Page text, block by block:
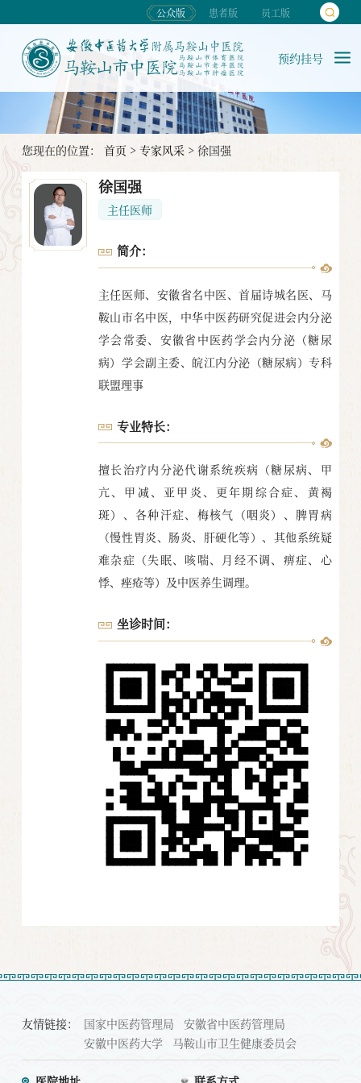
公众版 患者版 员工版
预约挂号
您现在的位置： 首页 > 专家风采> 徐国强
徐国强
主任医师
简介：
主任医师、安徽省名中医、首届诗城名医、马
鞍山市名中医，中华中医药研究促进会内分泌
学会常委、安徽省中医药学会内分泌（糖尿
病）学会副主委、皖江内分泌（糖尿病）专科
联盟理事
专业特长：
擅长治疗内分泌代谢系统疾病（糖尿病、甲
亢、甲减、亚甲炎、更年期综合症、黄褐
斑）、各种汗症、梅核气（咽炎）、脾胃病
（慢性胃炎、肠炎、肝硬化等）、其他系统疑
难杂症（失眠、咳喘、月经不调、痹症、心
悸、痤疮等）及中医养生调理。
坐诊时间：
友情链接： 国家中医药管理局
安徽省中医药管理局
安徽中医药大学
马鞍山市卫生健康委员会